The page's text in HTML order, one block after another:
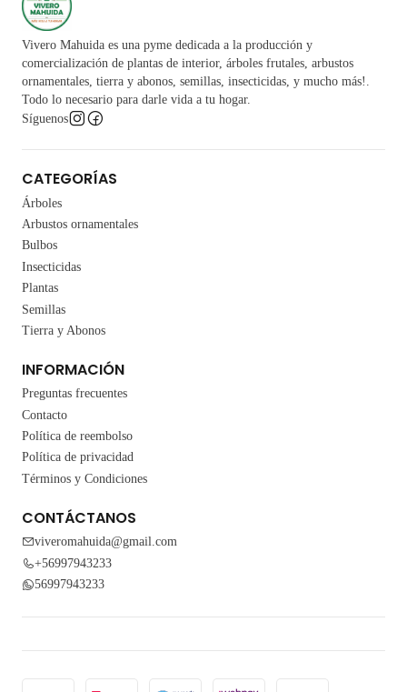
Vivero Mahuida es una pyme dedicada a la producción y
comercialización de plantas de interior, árboles frutales, arbustos
ornamentales, tierra y abonos, semillas, insecticidas, y mucho más!.
Todo lo necesario para darle vida a tu hogar.
Síguenos
CATEGORÍAS
Árboles
Arbustos ornamentales
Bulbos
Insecticidas
Plantas
Semillas
Tierra y Abonos
INFORMACIÓN
Preguntas frecuentes
Contacto
Política de reembolso
Política de privacidad
Términos y Condiciones
CONTÁCTANOS
viveromahuida@gmail.com
+56997943233
56997943233